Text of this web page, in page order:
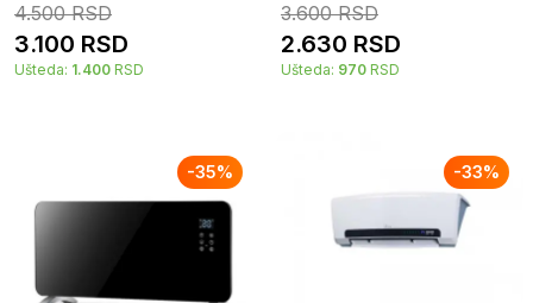
4.500RSD
3.100 RSD
Ušteda: 1.400 RSD
3.600RSD
2.630 RSD
Ušteda: 970 RSD
-35% -33%